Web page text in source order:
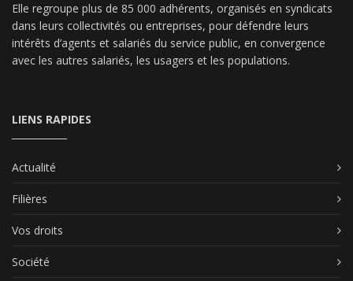
Elle regroupe plus de 85 000 adhérents, organisés en syndicats
dans leurs collectivités ou entreprises, pour défendre leurs
intérêts d’agents et salariés du service public, en convergence
avec les autres salariés, les usagers et les populations.
LIENS RAPIDES
Actualité
Filières
Vos droits
Société